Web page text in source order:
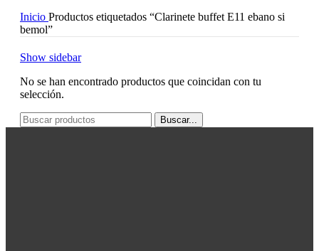
Inicio Productos etiquetados “Clarinete buffet E11 ebano si
bemol”
Show sidebar
No se han encontrado productos que coincidan con tu
selección.
Buscar...